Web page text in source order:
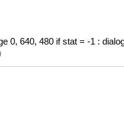
0, 640, 480 if stat = -1 :